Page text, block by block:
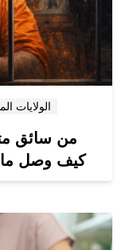
#الولايات
من سائق
كيف وصل